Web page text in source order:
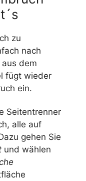
zu
nach
dem
fügt wieder
ein.
Seitentrenner
alle auf
gehen Sie
und wählen